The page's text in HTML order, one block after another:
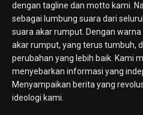
dengan tagline dan motto kami.
sebagai lumbung suara dari
suara akar rumput. Dengan
akar rumput, yang terus tumbuh,
perubahan yang lebih baik. Kami
menyebarkan informasi yang
Menyampaikan berita yang
ideologi kami.